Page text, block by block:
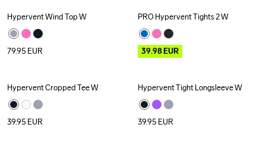
Hypervent Wind Top W
79.95 EUR
Outlet
PRO Hypervent Tights 2 W
39.98EUR
Hypervent Cropped Tee W
39.95 EUR
Hypervent Tight Longsleeve W
39.95 EUR